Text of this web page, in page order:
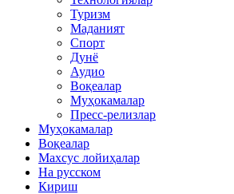
Туризм
Маданият
Спорт
Дунё
Аудио
Воқеалар
Муҳокамалар
Пресс-релизлар
Муҳокамалар
Воқеалар
Махсус лойиҳалар
На русском
Кириш